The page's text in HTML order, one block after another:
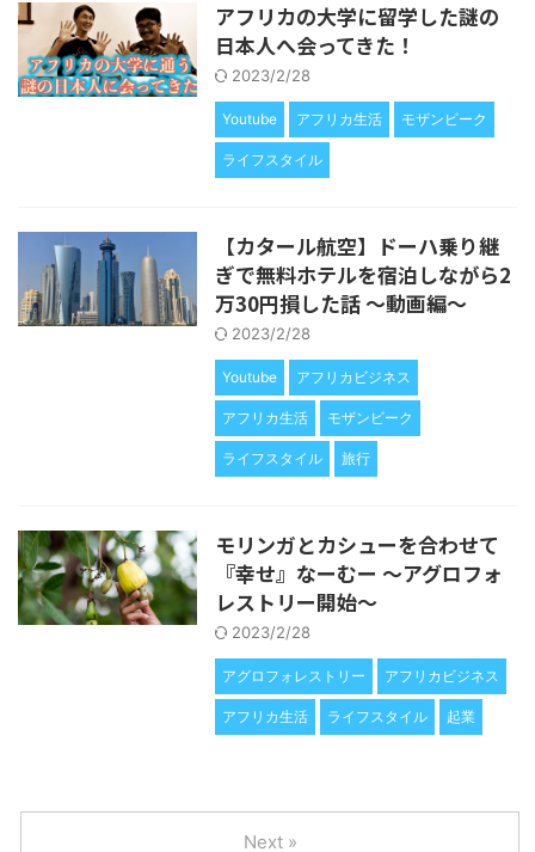
アフリカの大学に留学した謎の
日本人へ会ってきた！
2023/2/28
Youtube アフリカ生活 モザンビーク
ライフスタイル
【カタール航空】ドーハ乗り継
ぎで無料ホテルを宿泊しながら2
万30円損した話 〜動画編〜
2023/2/28
Youtube アフリカビジネス
アフリカ生活 モザンビーク
ライフスタイル 旅行
モリンガとカシューを合わせて
『幸せ』なーむー 〜アグロフォ
レストリー開始〜
2023/2/28
アグロフォレストリー アフリカビジネス
アフリカ生活 ライフスタイル 起業
Next »